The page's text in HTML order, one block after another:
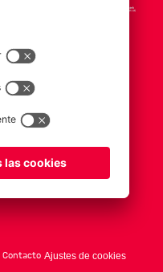
Moda
Nuevo
Contacto Ajustes de cookies